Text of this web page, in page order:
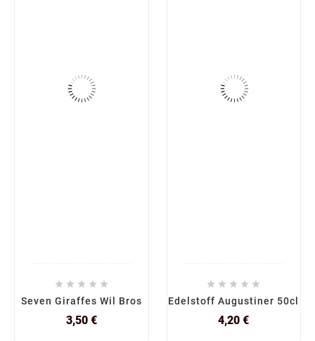
    
Seven Giraffes Wil Bros
3,50 €Prix
    
Edelstoff Augustiner 50cl
4,20 €Prix